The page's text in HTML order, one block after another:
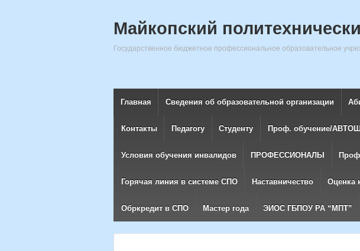
Майкопский
Государственное бюджетное профессиональное образовательное
Главная Сведения об образовательной организации
Контакты Педагогу Студенту Проф. обучение/
Условия обучения инвалидов ПРОФЕССИОНАЛЫ
Горячая линия в системе СПО Наставничество Оценка
Обркредит в СПО Мастер года ЭИОС ГБПОУ РА “МПТ”